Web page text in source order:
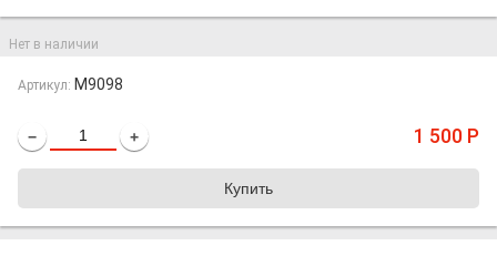
Нет в наличии
Артикул: M9098
− + 1 500 Р